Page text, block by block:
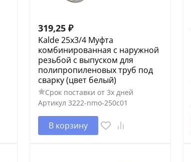
319,25 ₽
Kalde 25x3/4 Муфта
комбинированная с наружной
резьбой с выпуском для
полипропиленовых труб под
сварку (цвет белый)
Срок поставки от 3х дней
Артикул 3222-nmo-250c01
В корзину